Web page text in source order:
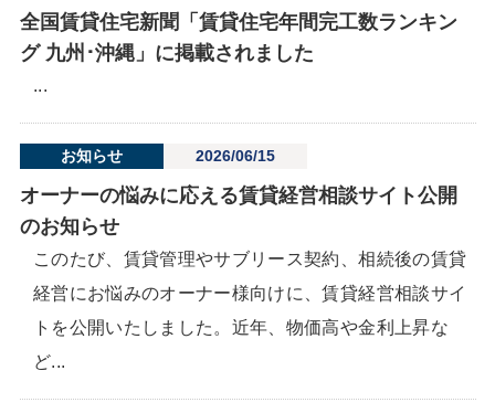
全国賃貸住宅新聞「賃貸住宅年間完工数ランキン
グ 九州･沖縄」に掲載されました
...
お知らせ 2026/06/15
オーナーの悩みに応える賃貸経営相談サイト公開
のお知らせ
このたび、賃貸管理やサブリース契約、相続後の賃貸
経営にお悩みのオーナー様向けに、賃貸経営相談サイ
トを公開いたしました。近年、物価高や金利上昇な
ど...